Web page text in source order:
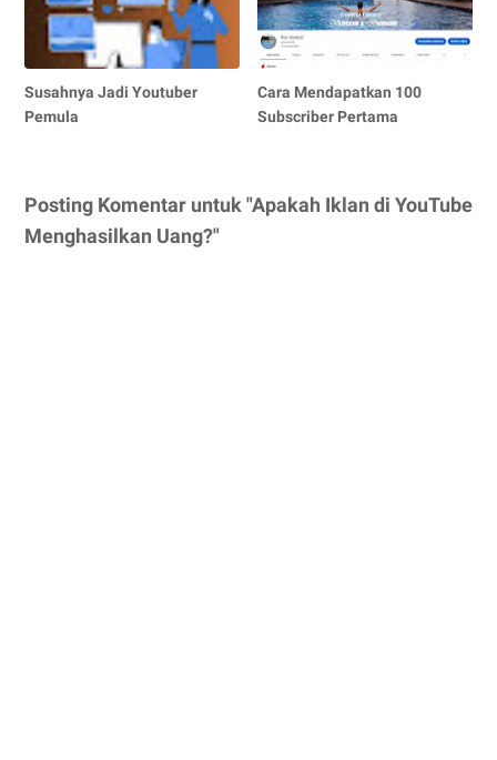
Susahnya Jadi Youtuber
Pemula
Cara Mendapatkan 100
Subscriber Pertama
Posting Komentar untuk "Apakah Iklan di YouTube
Menghasilkan Uang?"